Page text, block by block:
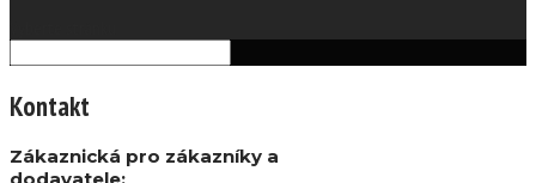
Kontakt
Zákaznická pro zákazníky a